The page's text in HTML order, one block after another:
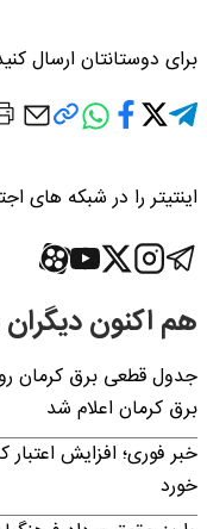
برای دوستانتان ارسال
اینتیتر را در شبکه های
هم اکنون دیگران
برق کرمان اعلام شد
خورد